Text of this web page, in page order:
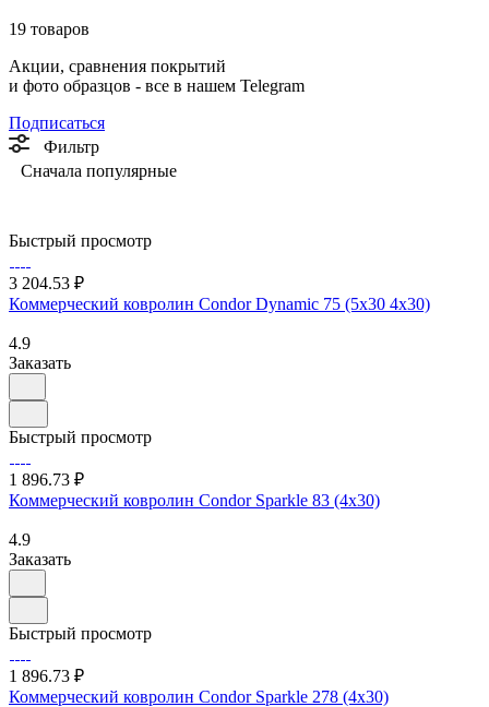
19 товаров
Акции, сравнения покрытий
и фото образцов - все в нашем Telegram
Подписаться
Фильтр
Сначала популярные
Быстрый просмотр
3 204.53 ₽
Коммерческий ковролин Condor Dynamic 75 (5х30 4х30)
4.9
Заказать
Быстрый просмотр
1 896.73 ₽
Коммерческий ковролин Condor Sparkle 83 (4х30)
4.9
Заказать
Быстрый просмотр
1 896.73 ₽
Коммерческий ковролин Condor Sparkle 278 (4х30)